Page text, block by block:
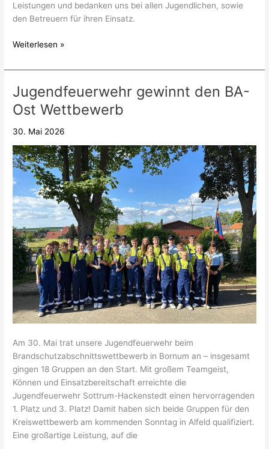
Leistungen und bedanken uns bei allen Jugendlichen, sowie
den Betreuern für ihren Einsatz.
Weiterlesen »
Jugendfeuerwehr gewinnt den BA-
Ost Wettbewerb
30. Mai 2026
Am 30. Mai trat unsere Jugendfeuerwehr beim
Brandschutzabschnittswettbewerb in Bornum an – insgesamt
gingen 18 Gruppen an den Start. Mit großem Teamgeist,
Können und Einsatzbereitschaft erreichte die
Jugendfeuerwehr Sottrum-Hackenstedt einen hervorragenden
1. Platz und 3. Platz! Damit haben sich beide Gruppen für den
Kreiswettbewerb am kommenden Sonntag in Alfeld qualifiziert.
Eine großartige Leistung, auf die
Jugendfeuerwehr
gewinnt
den
BA-
Wettbewerb